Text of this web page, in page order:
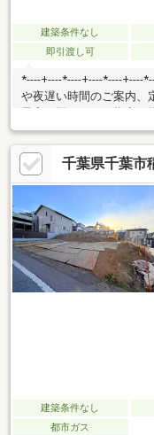
建築条件なし
即引渡し可
*----+----*----+----*----+----
や夜遅い時間のご案内、
大歓迎です◎【お金のご
す※・自分がいくらまで
で住宅ローンが難しいと
転職したばかりで審査に
カード・キャッシング
のご準備が難しい弊社
ひむか住建043-306-8935
千葉県千葉市
建築条件なし
都市ガス